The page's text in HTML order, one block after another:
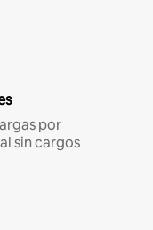
por
sin cargos